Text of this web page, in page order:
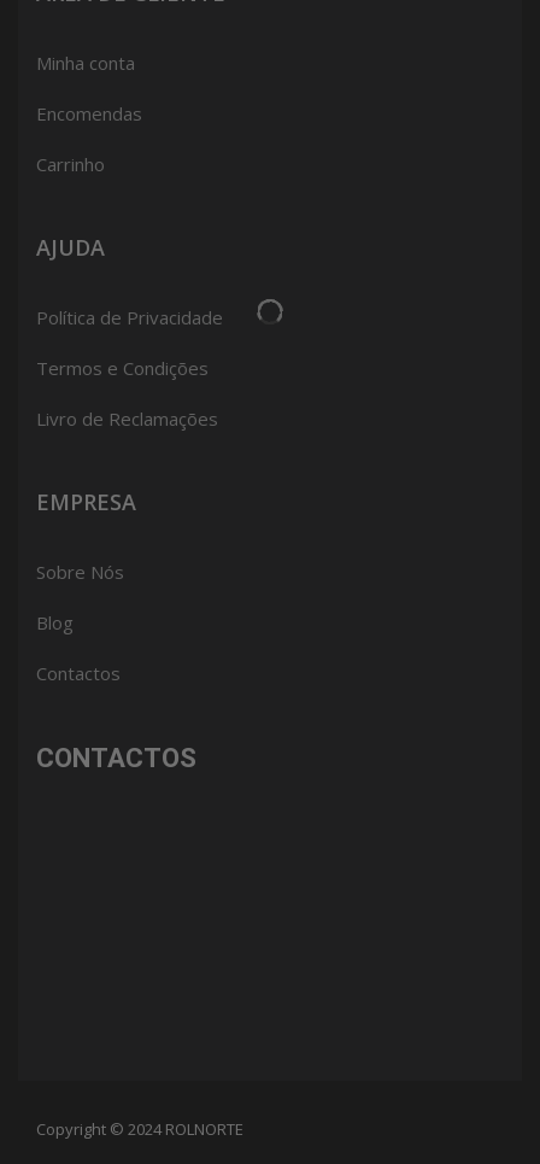
Minha conta
Encomendas
Carrinho
AJUDA
Política de Privacidade
Termos e Condições
Livro de Reclamações
EMPRESA
Sobre Nós
Blog
Contactos
CONTACTOS
Copyright © 2024 ROLNORTE